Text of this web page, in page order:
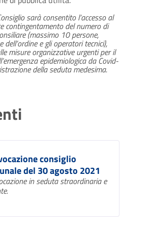
sarà consentito l’accesso al
contingentamento del numero di
(massimo 10 persone,
dell’ordine e gli operatori tecnici),
misure organizzative urgenti per il
epidemiologica da Covid-
della seduta medesima.
consiglio
del 30 agosto 2021
in seduta straordinaria e